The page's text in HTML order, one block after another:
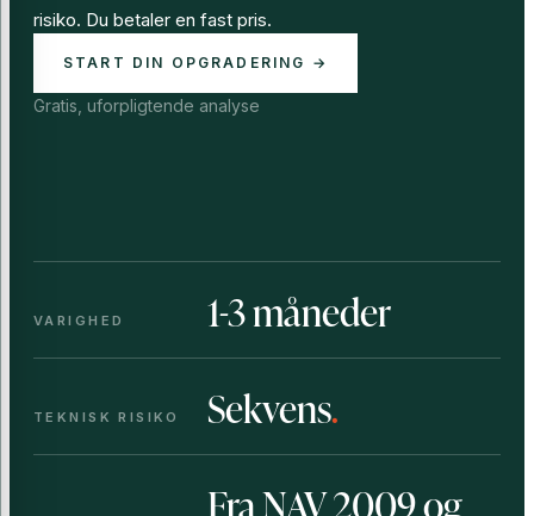
risiko. Du betaler en fast pris.
START DIN OPGRADERING →
Gratis, uforpligtende analyse
VARIGHED 1-3 måneder
TEKNISK RISIKO Sekvens.
Fra NAV 2009 og